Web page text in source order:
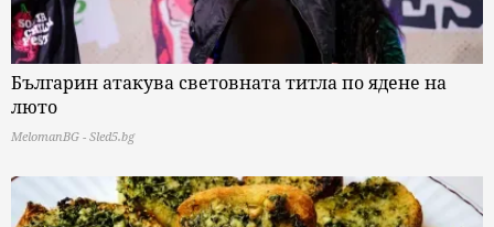
Българин атакува световната титла по ядене на
люто
MelomanBG - Sled5.bg